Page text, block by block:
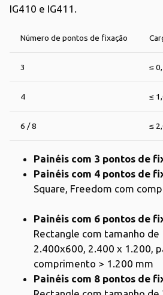
IG410 e IG411.
Número de pontos de fixação
3 ≤
4 ≤
6 / 8 ≤
Painéis com 3 pontos de
Painéis com 4 pontos de
Square, Freedom com
Painéis com 6 pontos de
Rectangle com tamanho de
2.400x600, 2.400 x 1.200,
comprimento > 1.200 mm
Painéis com 8 pontos de